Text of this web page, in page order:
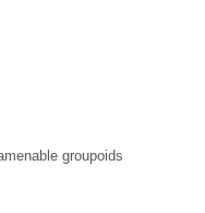
groupoids